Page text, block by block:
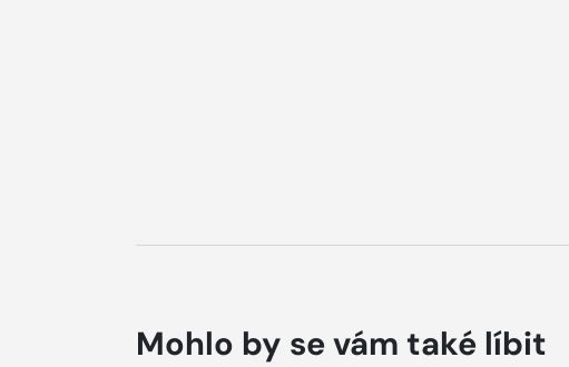
Mohlo by se vám také líbit